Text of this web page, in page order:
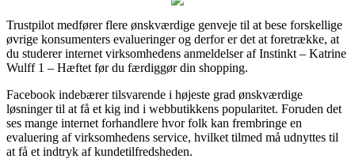
Trustpilot medfører flere ønskværdige genveje til at bese forskellige
øvrige konsumenters evalueringer og derfor er det at foretrække, at
du studerer internet virksomhedens anmeldelser af Instinkt – Katrine
Wulff 1 – Hæftet før du færdiggør din shopping.
Facebook indebærer tilsvarende i højeste grad ønskværdige
løsninger til at få et kig ind i webbutikkens popularitet. Foruden det
ses mange internet forhandlere hvor folk kan frembringe en
evaluering af virksomhedens service, hvilket tilmed må udnyttes til
at få et indtryk af kundetilfredsheden.